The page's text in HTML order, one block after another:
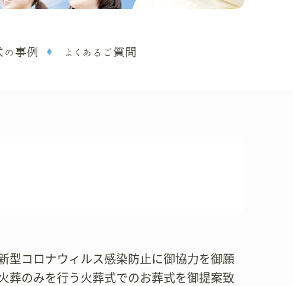
の事例 よくあるご質問
コロナウィルス感染防止に御協力を御願
葬のみを行う火葬式でのお葬式を御提案致